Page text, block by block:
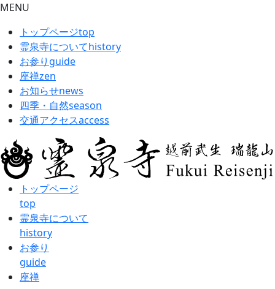
MENU
トップページtop
霊泉寺についてhistory
お参り guide
座禅zen
お知らせnews
四季・自然season
交通アクセスaccess
トップページ
top
霊泉寺について
history
お参り
guide
座禅